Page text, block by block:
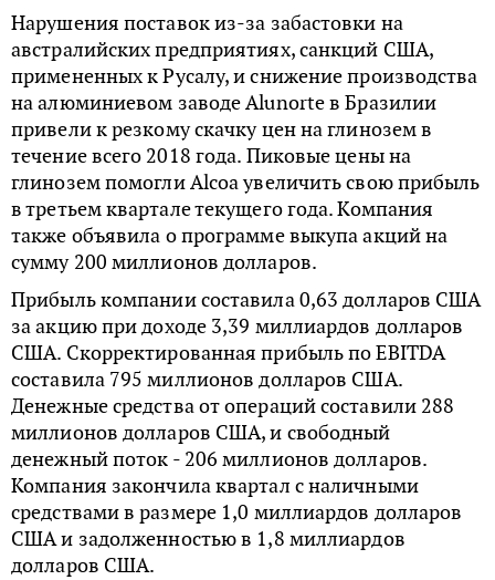
Нарушения поставок из-за забастовки на
австралийских предприятиях, санкций США,
примененных к Русалу, и снижение производства
на алюминиевом заводе Alunorte в Бразилии
привели к резкому скачку цен на глинозем в
течение всего 2018 года. Пиковые цены на
глинозем помогли Alcoa увеличить свою прибыль
в третьем квартале текущего года. Компания
также объявила о программе выкупа акций на
сумму 200 миллионов долларов.
Прибыль компании составила 0,63 долларов США
за акцию при доходе 3,39 миллиардов долларов
США. Скорректированная прибыль по EBITDA
составила 795 миллионов долларов США.
Денежные средства от операций составили 288
миллионов долларов США, и свободный
денежный поток - 206 миллионов долларов.
Компания закончила квартал с наличными
средствами в размере 1,0 миллиардов долларов
США и задолженностью в 1,8 миллиардов
долларов США.